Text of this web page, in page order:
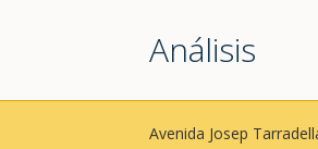
Análisis
Avenida Josep